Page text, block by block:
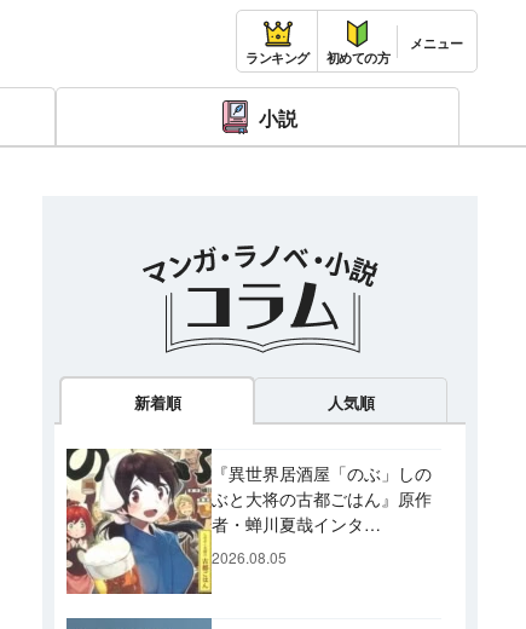
ランキング 初めての方
小説
新着順 人気順
『異世界居酒屋「のぶ」しの
ぶと大将の古都ごはん』原作
者・蝉川夏哉インタ
ビュー！ 今後「のぶ」に登
2026.08.05